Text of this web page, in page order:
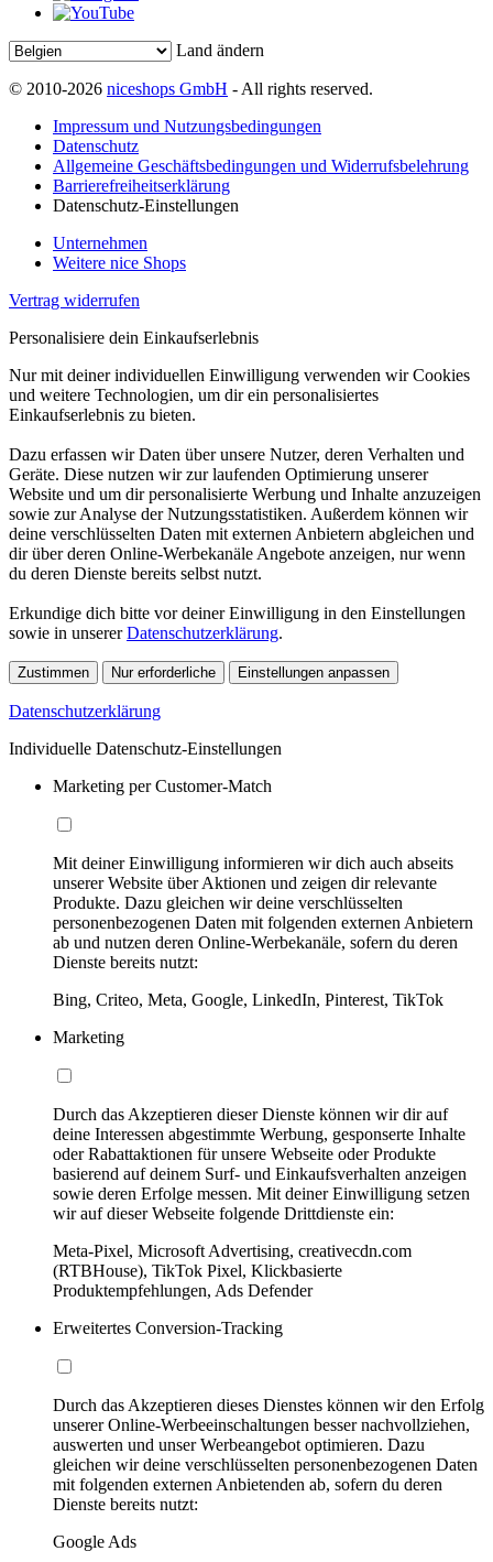
Land ändern
© 2010-2026 niceshops GmbH - All rights reserved.
Impressum und Nutzungsbedingungen
Datenschutz
Allgemeine Geschäftsbedingungen und Widerrufsbelehrung
Barrierefreiheitserklärung
Datenschutz-Einstellungen
Unternehmen
Weitere nice Shops
Vertrag widerrufen
Personalisiere dein Einkaufserlebnis
Nur mit deiner individuellen Einwilligung verwenden wir Cookies
und weitere Technologien, um dir ein personalisiertes
Einkaufserlebnis zu bieten.
Dazu erfassen wir Daten über unsere Nutzer, deren Verhalten und
Geräte. Diese nutzen wir zur laufenden Optimierung unserer
Website und um dir personalisierte Werbung und Inhalte anzuzeigen
sowie zur Analyse der Nutzungsstatistiken. Außerdem können wir
deine verschlüsselten Daten mit externen Anbietern abgleichen und
dir über deren Online-Werbekanäle Angebote anzeigen, nur wenn
du deren Dienste bereits selbst nutzt.
Erkundige dich bitte vor deiner Einwilligung in den Einstellungen
sowie in unsererDatenschutzerklärung.
Zustimmen Nur erforderliche Einstellungen anpassen
Datenschutzerklärung
Individuelle Datenschutz-Einstellungen
Marketing per Customer-Match
Mit deiner Einwilligung informieren wir dich auch abseits
unserer Website über Aktionen und zeigen dir relevante
Produkte. Dazu gleichen wir deine verschlüsselten
personenbezogenen Daten mit folgenden externen Anbietern
ab und nutzen deren Online-Werbekanäle, sofern du deren
Dienste bereits nutzt:
Bing, Criteo, Meta, Google, LinkedIn, Pinterest, TikTok
Marketing
Durch das Akzeptieren dieser Dienste können wir dir auf
deine Interessen abgestimmte Werbung, gesponserte Inhalte
oder Rabattaktionen für unsere Webseite oder Produkte
basierend auf deinem Surf- und Einkaufsverhalten anzeigen
sowie deren Erfolge messen. Mit deiner Einwilligung setzen
wir auf dieser Webseite folgende Drittdienste ein:
Meta-Pixel, Microsoft Advertising, creativecdn.com
(RTBHouse), TikTok Pixel, Klickbasierte
Produktempfehlungen, Ads Defender
Erweitertes Conversion-Tracking
Durch das Akzeptieren dieses Dienstes können wir den Erfolg
unserer Online-Werbeeinschaltungen besser nachvollziehen,
auswerten und unser Werbeangebot optimieren. Dazu
gleichen wir deine verschlüsselten personenbezogenen Daten
mit folgenden externen Anbietenden ab, sofern du deren
Dienste bereits nutzt:
Google Ads